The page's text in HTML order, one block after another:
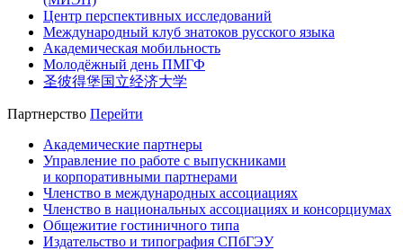
Центр перспективных исследований
Международный клуб знатоков русского языка
Академическая мобильность
Молодёжный день ПМГФ
圣彼得堡国立经济大学
Партнерство Перейти
Академические партнеры
Управление по работе с выпускниками
и корпоративными партнерами
Членство в международных ассоциациях
Членство в национальных ассоциациях и консорциумах
Общежитие гостиничного типа
Издательство и типография СПбГЭУ